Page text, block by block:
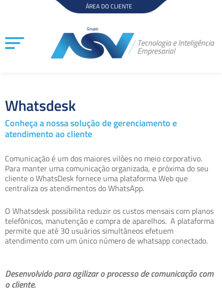
conteúdo
ÁREA DO CLIENTE
Whatsdesk
Conheça a nossa solução de gerenciamento e
atendimento ao cliente
Comunicação é um dos maiores vilões no meio corporativo.
Para manter uma comunicação organizada, e próxima do seu
cliente o WhatsDesk fornece uma plataforma Web que
centraliza os atendimentos do WhatsApp.
O Whatsdesk possibilita reduzir os custos mensais com planos
telefônicos, manutenção e compra de aparelhos. A plataforma
permite que até 30 usuários simultâneos efetuem
atendimento com um único número de whatsapp conectado.
Desenvolvido para agilizar o processo de comunicação com
o cliente.